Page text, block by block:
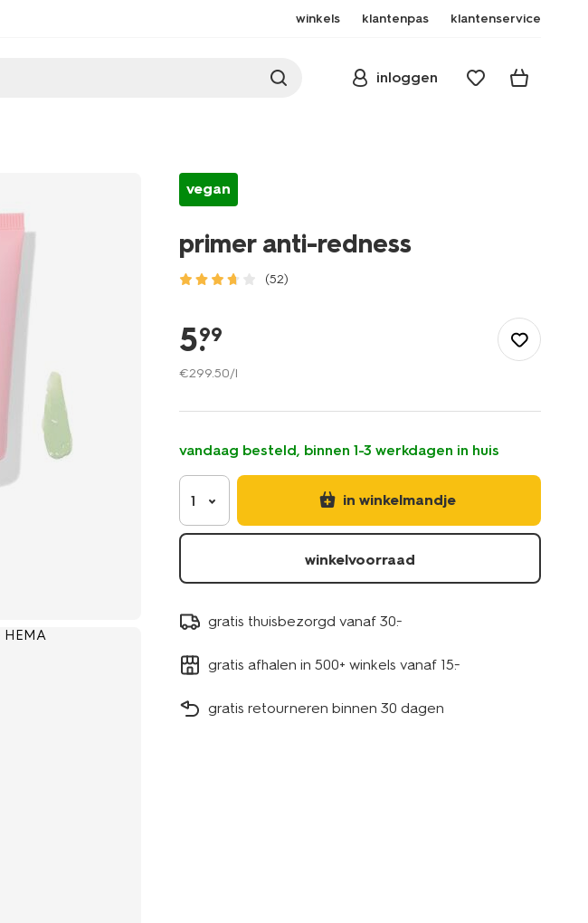
winkels klantenpas klantenservice
inloggen
vegan
primer anti-redness
(52)
up/primer-
fixing/primer-
5.
99
€299.50/l
vandaag besteld, binnen 1-3 werkdagen in huis
1 in winkelmandje
winkelvoorraad
gratis thuisbezorgd vanaf 30.-
gratis afhalen in 500+ winkels vanaf 15.-
gratis retourneren binnen 30 dagen